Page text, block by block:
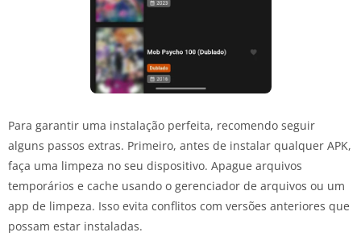
Para garantir uma instalação perfeita, recomendo seguir
alguns passos extras. Primeiro, antes de instalar qualquer APK,
faça uma limpeza no seu dispositivo. Apague arquivos
temporários e cache usando o gerenciador de arquivos ou um
app de limpeza. Isso evita conflitos com versões anteriores que
possam estar instaladas.